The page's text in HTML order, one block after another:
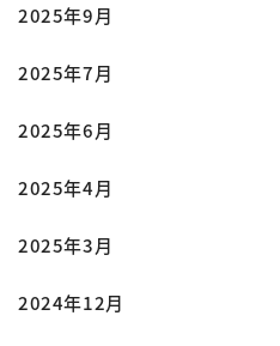
2025年9月
2025年7月
2025年6月
2025年4月
2025年3月
2024年12月